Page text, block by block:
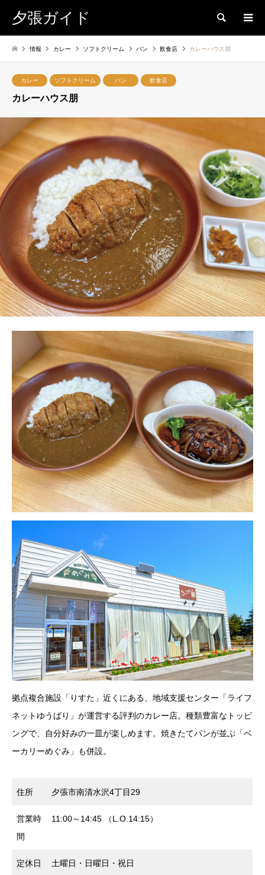
夕張ガイド 検索
情報 カレー ソフトクリーム パン 飲食店 カレーハウス朋
カレー ソフトクリーム パン 飲食店
カレーハウス朋
拠点複合施設「りすた」近くにある、地域支援センター「ライフ
ネットゆうばり」が運営する評判のカレー店。種類豊富なトッピ
ングで、自分好みの一皿が楽しめます。焼きたてパンが並ぶ「ベ
ーカリーめぐみ」も併設。
住所 夕張市南清水沢4丁目29
営業時
間
11:00～14:45 （L.O.14:15）
定休日
土曜日・日曜日・祝日